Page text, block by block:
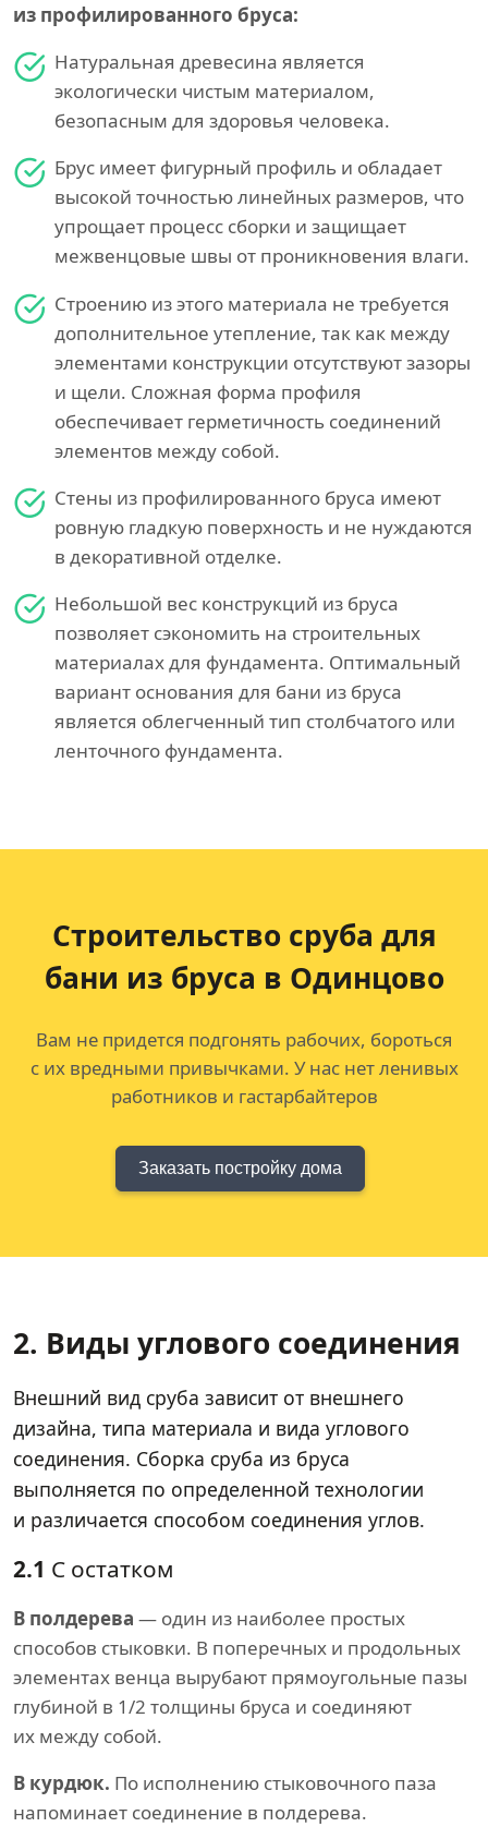
из профилированного бруса:
Натуральная древесина является
экологически чистым материалом,
безопасным для здоровья человека.
Брус имеет фигурный профиль и обладает
высокой точностью линейных размеров, что
упрощает процесс сборки и защищает
межвенцовые швы от проникновения влаги.
Строению из этого материала не требуется
дополнительное утепление, так как между
элементами конструкции отсутствуют зазоры
и щели. Сложная форма профиля
обеспечивает герметичность соединений
элементов между собой.
Стены из профилированного бруса имеют
ровную гладкую поверхность и не нуждаются
в декоративной отделке.
Небольшой вес конструкций из бруса
позволяет сэкономить на строительных
материалах для фундамента. Оптимальный
вариант основания для бани из бруса
является облегченный тип столбчатого или
ленточного фундамента.
Строительство сруба для
бани из бруса в Одинцово
Вам не придется подгонять рабочих, бороться
с их вредными привычками. У нас нет ленивых
работников и гастарбайтеров
Заказать постройку дома
2. Виды углового соединения
Внешний вид сруба зависит от внешнего
дизайна, типа материала и вида углового
соединения. Сборка сруба из бруса
выполняется по определенной технологии
и различается способом соединения углов.
2.1 С остатком
В полдерева — один из наиболее простых
способов стыковки. В поперечных и продольных
элементах венца вырубают прямоугольные пазы
глубиной в 1/2 толщины бруса и соединяют
их между собой.
В курдюк. По исполнению стыковочного паза
напоминает соединение в полдерева.